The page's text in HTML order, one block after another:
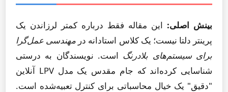
بینش اصلی: این مقاله فقط درباره کمتر لرزاندن یک
پرینتر دلتا نیست؛ یک کلاس استادانه در مهندسی عمل‌گرا
برای سیستم‌های بلادرنگ است. نویسندگان به درستی
شناسایی کرده‌اند که جام مقدس یک مدل LPV آنلاین
"دقیق" یک خیال محاسباتی برای کنترل تعبیه‌شده است.